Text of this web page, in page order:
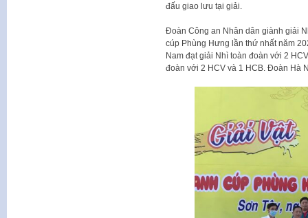
đấu giao lưu tại giải.
Đoàn Công an Nhân dân giành giải
cúp Phùng Hưng lần thứ nhất năm
Nam đạt giải Nhì toàn đoàn với 2
đoàn với 2 HCV và 1 HCB. Đoàn Hà